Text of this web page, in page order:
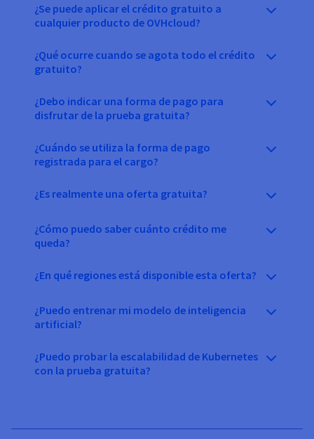
¿Se puede aplicar el crédito gratuito a
cualquier producto de OVHcloud?
¿Qué ocurre cuando se agota todo el crédito
gratuito?
¿Debo indicar una forma de pago para
disfrutar de la prueba gratuita?
¿Cuándo se utiliza la forma de pago
registrada para el cargo?
¿Es realmente una oferta gratuita?
¿Cómo puedo saber cuánto crédito me
queda?
¿En qué regiones está disponible esta oferta?
¿Puedo entrenar mi modelo de inteligencia
artificial?
¿Puedo probar la escalabilidad de Kubernetes
con la prueba gratuita?